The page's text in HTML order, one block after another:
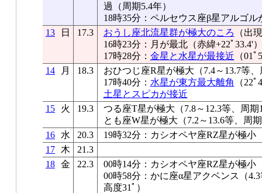
過（周期5.4年）
18時35分：ペルセウス座β星アルゴル
13
日 17.3 おうし座北流星群が極大のころ （出
16時23分：月が最北（赤緯+22ﾟ33.4'）
17時28分： 金星と水星が最接近 （01
14
月 18.3
おひつじ座R星が極大（7.4～13.7等
17時40分： 水星が東方最大離角 （22
土星とスピカが接近
15
火 19.3
つる座T星が極大（7.8～12.3等、周期
とも座W星が極大（7.2～13.6等、周
16
水 20.3
19時32分：カシオペヤ座RZ星が極小
17
木
21.3
18 金 22.3
00時14分：カシオペヤ座RZ星が極小
00時58分：かに座α星アクベンス（
高度31ﾟ）